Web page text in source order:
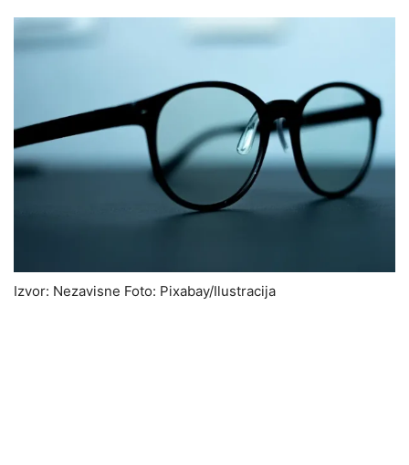
Izvor: Nezavisne Foto: Pixabay/Ilustracija